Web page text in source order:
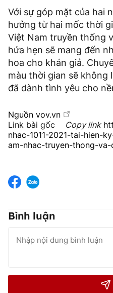
Với sự góp mặt của hai
hưởng từ hai mốc thời
Việt Nam truyền thống
hứa hẹn sẽ mang đến
hoa cho khán giả.
màu thời gian sẽ
đã dành tình yêu cho
Nguồn vov.vn
Link bài gốc
Copy link
nhac-1011-2021-tai-hien-
am-nhac-truyen-thong-
Bình luận